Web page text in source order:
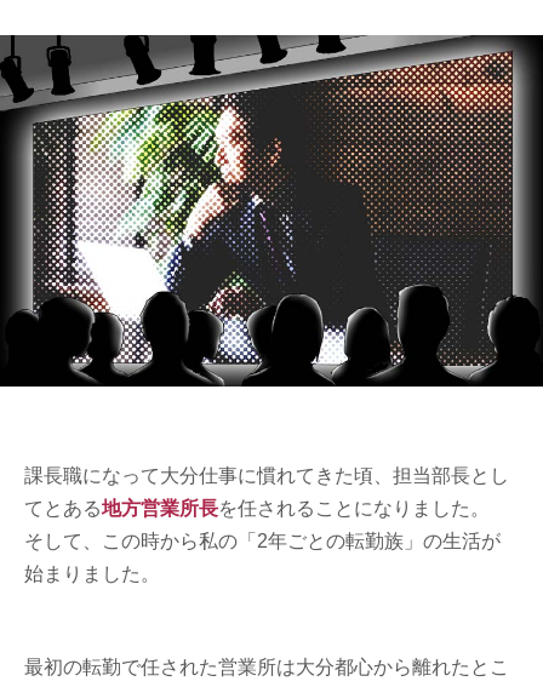
課長職になって大分仕事に慣れてきた頃、担当部長とし
てとある地方営業所長を任されることになりました。
そして、この時から私の「2年ごとの転勤族」の生活が
始まりました。
最初の転勤で任された営業所は大分都心から離れたとこ